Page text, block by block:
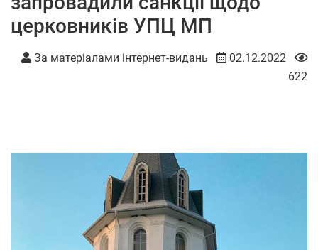
церковників УПЦ МП
За матеріалами інтернет-видань
02.12.2022
622